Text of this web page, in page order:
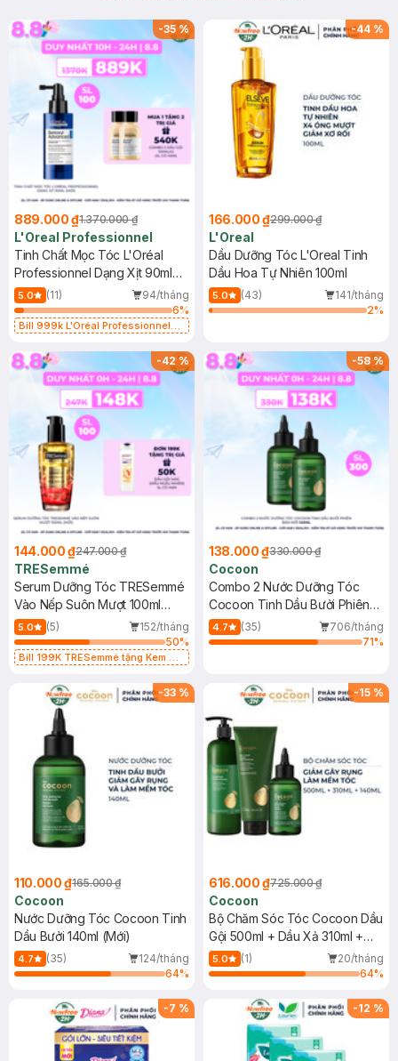
-35%
889.000 ₫1.370.000 ₫
L'Oreal Professionnel
Tinh Chất Mọc Tóc L'Oréal
Professionnel Dạng Xịt 90ml
(Mới)
5.0 (11)
94/tháng
6%
Bill 999k L'Oréal Professionnel
-44 %
166.000 ₫299.000 ₫
L'Oreal
Dầu Dưỡng Tóc L'Oreal Tinh
Dầu Hoa Tự Nhiên 100ml
5.0 (43)
141/tháng
2%
-42%
144.000 ₫247.000 ₫
TRESemmé
Serum Dưỡng Tóc TRESemmé
Vào Nếp Suôn Mượt 100ml
(Mới)
5.0 (5)
152/tháng
50%
Bill 199K TRESemmé tặng Kem Ủ
-58%
138.000 ₫330.000 ₫
Cocoon
Combo 2 Nước Dưỡng Tóc
Cocoon Tinh Dầu Bưởi Phiên
Bản Mới 140ml
4.7 (35)
706/tháng
71%
-33 %
110.000 ₫165.000 ₫
Cocoon
Nước Dưỡng Tóc Cocoon Tinh
Dầu Bưởi 140ml (Mới)
4.7 (35)
124/tháng
64%
-15 %
616.000 ₫725.000 ₫
Cocoon
Bộ Chăm Sóc Tóc Cocoon Dầu
Gội 500ml + Dầu Xả 310ml +
Nước Dưỡng Tóc Tinh Dầu
Bưởi 140ml
5.0 (1)
20/tháng
64%
-7 % -12 %